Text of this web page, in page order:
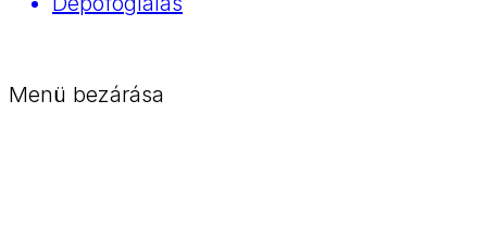
Menü bezárása